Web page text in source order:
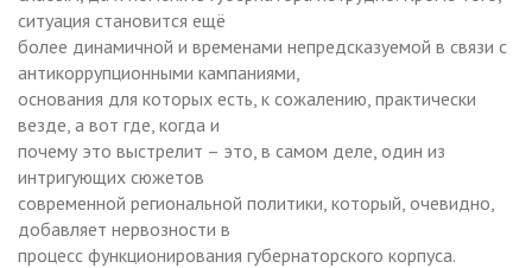
ситуация становится ещё
более динамичной и временами непредсказуемой в связи с
антикоррупционными кампаниями,
основания для которых есть, к сожалению, практически
везде, а вот где, когда и
почему это выстрелит – это, в самом деле, один из
интригующих сюжетов
современной региональной политики, который, очевидно,
добавляет нервозности в
процесс функционирования губернаторского корпуса.